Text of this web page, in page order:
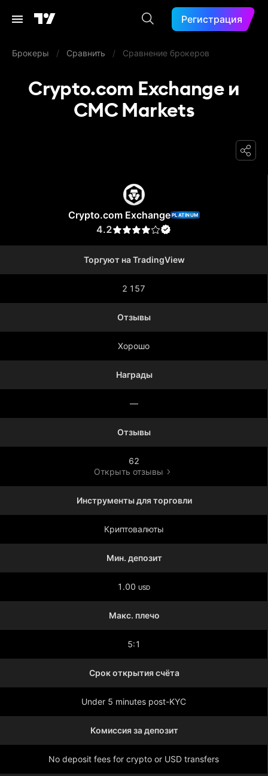
Регистрация
Брокеры / Сравнить / Сравнение брокеров
Crypto.com Exchange и
CMC Markets
Crypto.com Exchange PLATINUM
4.2
Торгуют на TradingView
2 157
Отзывы
Хорошо
Награды
—
Отзывы
62
Открыть отзывы
Инструменты для торговли
Криптовалюты
Мин. депозит
1.00 USD
Макс. плечо
5:1
Срок открытия счёта
Under 5 minutes post-KYC
Комиссия за депозит
No deposit fees for crypto or USD transfers